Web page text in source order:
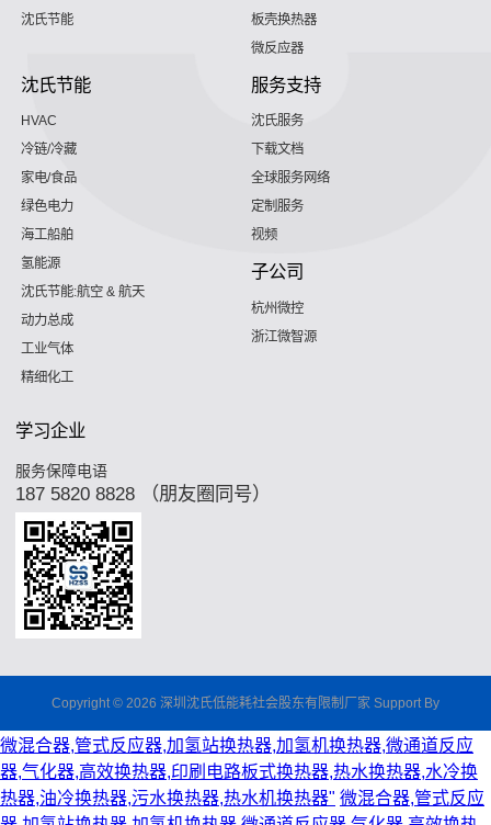
沈氏节能
板壳换热器
微反应器
沈氏节能
HVAC
冷链/冷藏
家电/食品
绿色电力
海工船舶
氢能源
沈氏节能:航空 & 航天
动力总成
工业气体
精细化工
服务支持
沈氏服务
下载文档
全球服务网络
定制服务
视频
子公司
杭州微控
浙江微智源
学习企业
服务保障电语
187 5820 8828 （朋友圈同号）
Copyright © 2026 深圳沈氏低能耗社会股东有限制厂家 Support By
微混合器,管式反应器,加氢站换热器,加氢机换热器,微通道反应
器,气化器,高效换热器,印刷电路板式换热器,热水换热器,水冷换
热器,油冷换热器,污水换热器,热水机换热器" 微混合器,管式反应